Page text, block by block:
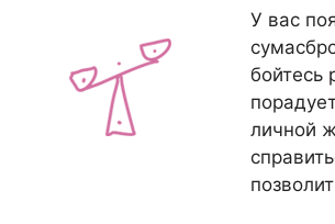
У вас
бойтесь
личной